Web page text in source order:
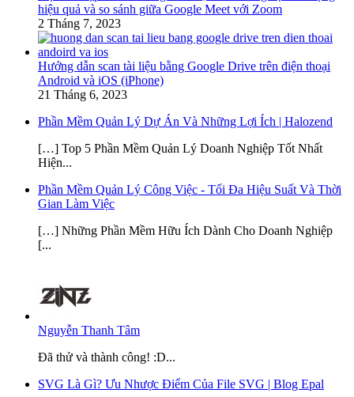
hiệu quả và so sánh giữa Google Meet với Zoom
2 Tháng 7, 2023
Hướng dẫn scan tài liệu bằng Google Drive trên điện thoại
Android và iOS (iPhone)
21 Tháng 6, 2023
Phần Mềm Quản Lý Dự Án Và Những Lợi Ích | Halozend
[…] Top 5 Phần Mềm Quản Lý Doanh Nghiệp Tốt Nhất
Hiện...
Phần Mềm Quản Lý Công Việc - Tối Đa Hiệu Suất Và Thời
Gian Làm Việc
[…] Những Phần Mềm Hữu Ích Dành Cho Doanh Nghiệp
[...
Nguyễn Thanh Tâm
Đã thử và thành công! :D...
SVG Là Gì? Ưu Nhược Điểm Của File SVG | Blog Epal